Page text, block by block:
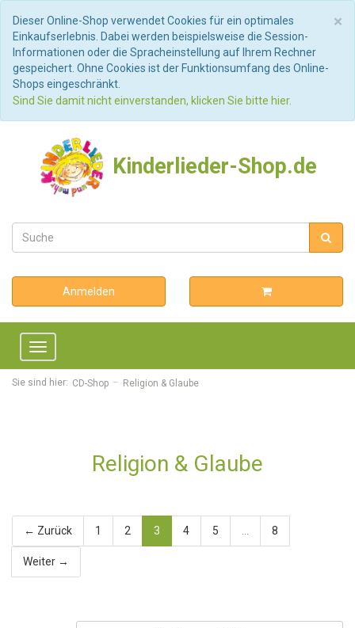
×
Dieser Online-Shop verwendet Cookies für ein optimales
Einkaufserlebnis. Dabei werden beispielsweise die Session-
Informationen oder die Spracheinstellung auf Ihrem Rechner
gespeichert. Ohne Cookies ist der Funktionsumfang des Online-
Shops eingeschränkt.
Sind Sie damit nicht einverstanden, klicken Sie bitte hier.
Kinderlieder-Shop.de
Anmelden
Toggle
navigation
Sie sind hier: CD-Shop Religion & Glaube
Religion & Glaube
← Zurück 1 2 3 4 5 8
Weiter →